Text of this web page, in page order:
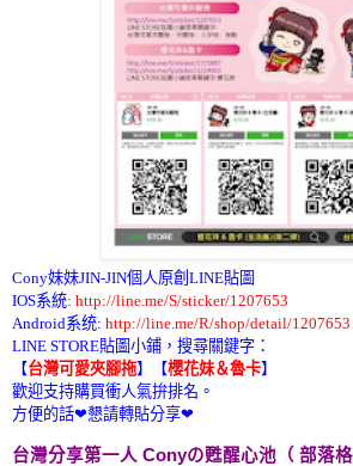
Cony妹妹JIN-JIN個人原創LINE貼圖
IOS系統: http://line.me/S/sticker/1207653
Android系统: http://line.me/R/shop/detail/1207653
LINE STORE貼圖小鋪，搜尋關鍵字：
【台灣可愛夾腳拖】 【櫻花妹＆魯卡】
歡迎支持購買衝人氣拚排名。
方便的話❤懇請轉貼分享❤
台灣分享第一人 Conyの甦醒心池 （ 部落